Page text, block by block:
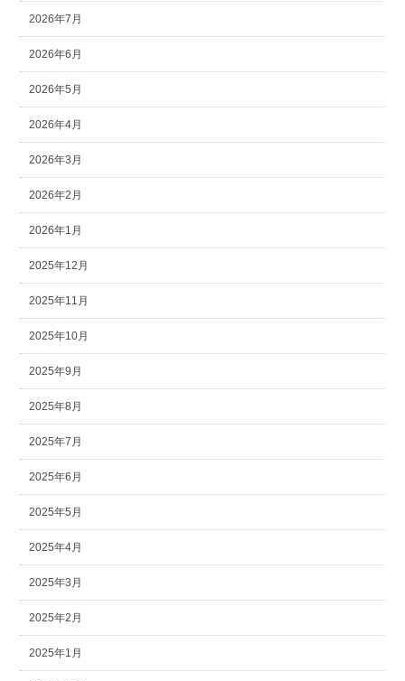
2026年7月
2026年6月
2026年5月
2026年4月
2026年3月
2026年2月
2026年1月
2025年12月
2025年11月
2025年10月
2025年9月
2025年8月
2025年7月
2025年6月
2025年5月
2025年4月
2025年3月
2025年2月
2025年1月